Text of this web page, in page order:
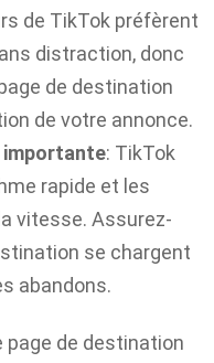
de TikTok préfèrent
distraction, donc
de destination
de votre annonce.
importante: TikTok
rapide et les
vitesse. Assurez-
se chargent
abandons.
page de destination